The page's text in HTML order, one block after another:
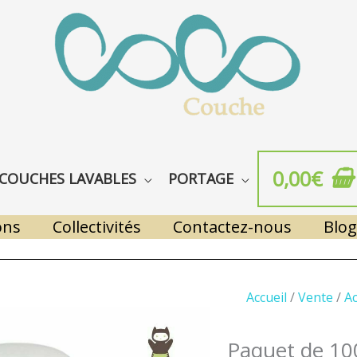
COUCHES LAVABLES PORTAGE 0,00€
Collectivités Contactez-nous Blog
Accueil /Vente /
Paquet de